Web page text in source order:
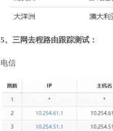
5、三网去程路由跟踪测试：
电信